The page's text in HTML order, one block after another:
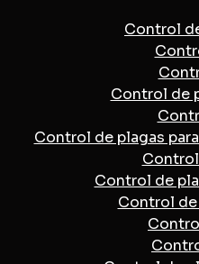
Control
Control de
Control de plagas
Control de
Control de